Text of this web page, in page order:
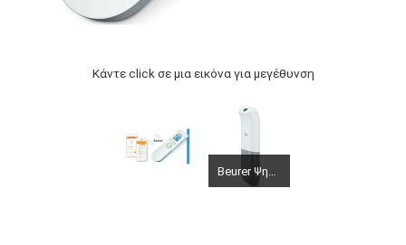
Κάντε click σε μια εικόνα για μεγέθυνση